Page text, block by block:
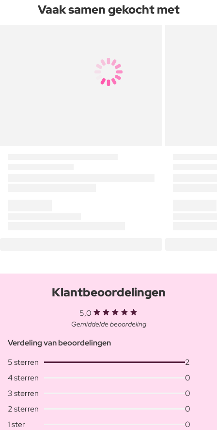
Vaak samen gekocht met
Klantbeoordelingen
5,0
Gemiddelde beoordeling
Verdeling van beoordelingen
5 sterren
2
4 sterren
0
3 sterren
0
2 sterren
0
1 ster
0